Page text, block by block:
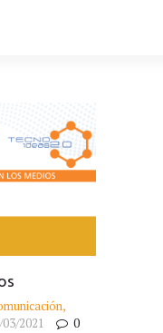
,
2021 0